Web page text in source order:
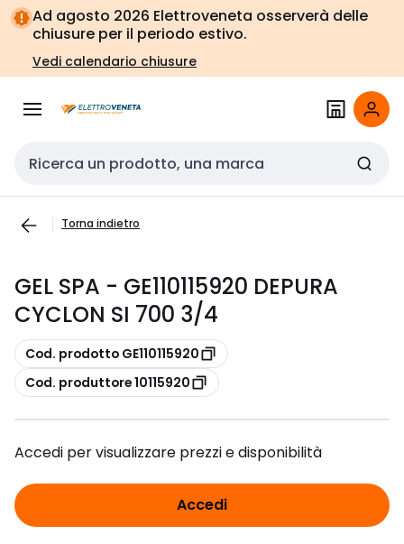
Vai alla
navigazione
Vai
alla
pagina
Ad agosto 2026 Elettroveneta osserverà delle
chiusure per il periodo estivo.
Vedi calendario chiusure
Cerca input
Torna indietro
GEL SPA - GE110115920 DEPURA
CYCLON SI 700 3/4
copia
Cod. prodotto GE110115920
copia
Cod. produttore 10115920
Accedi per visualizzare prezzi e disponibilità
Accedi